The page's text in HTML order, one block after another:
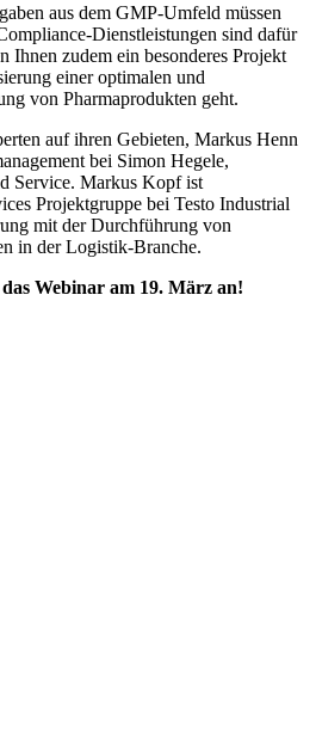
aus dem GMP-Umfeld müssen
Dienstleistungen sind dafür
Ihnen zudem ein besonderes Projekt
einer optimalen und
von Pharmaprodukten geht.
auf ihren Gebieten, Markus Henn
bei Simon Hegele,
Service. Markus Kopf ist
Projektgruppe bei Testo Industrial
mit der Durchführung von
in der Logistik-Branche.
Webinar am 19. März an!